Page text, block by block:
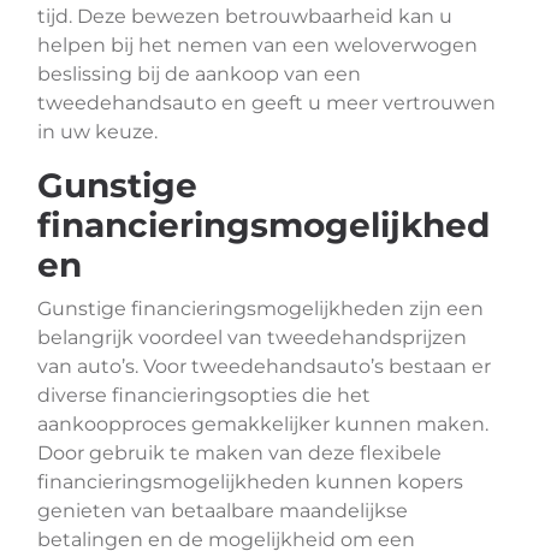
tijd. Deze bewezen betrouwbaarheid kan u
helpen bij het nemen van een weloverwogen
beslissing bij de aankoop van een
tweedehandsauto en geeft u meer vertrouwen
in uw keuze.
Gunstige
financieringsmogelijkhed
en
Gunstige financieringsmogelijkheden zijn een
belangrijk voordeel van tweedehandsprijzen
van auto’s. Voor tweedehandsauto’s bestaan er
diverse financieringsopties die het
aankoopproces gemakkelijker kunnen maken.
Door gebruik te maken van deze flexibele
financieringsmogelijkheden kunnen kopers
genieten van betaalbare maandelijkse
betalingen en de mogelijkheid om een